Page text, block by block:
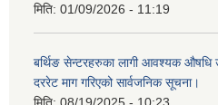
मिति: 01/09/2026 - 11:19
बर्थिङ सेन्टरहरुका लागी आवश्यक औषधि
दररेट माग गरिएको सार्वजनिक सूचना।